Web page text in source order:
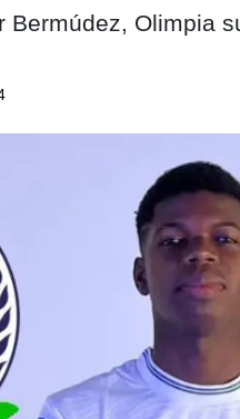
Bermúdez, Olimpia